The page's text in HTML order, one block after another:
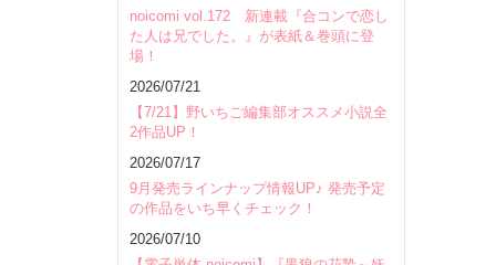
noicomi vol.172 新連載『合コンで恋し
た人は兄でした。』が表紙＆巻頭に登
場！
2026/07/21
【7/21】野いちご編集部オススメ小説全
2作品UP！
2026/07/17
9月発売ラインナップ情報UP♪ 発売予定
の作品をいち早くチェック！
2026/07/10